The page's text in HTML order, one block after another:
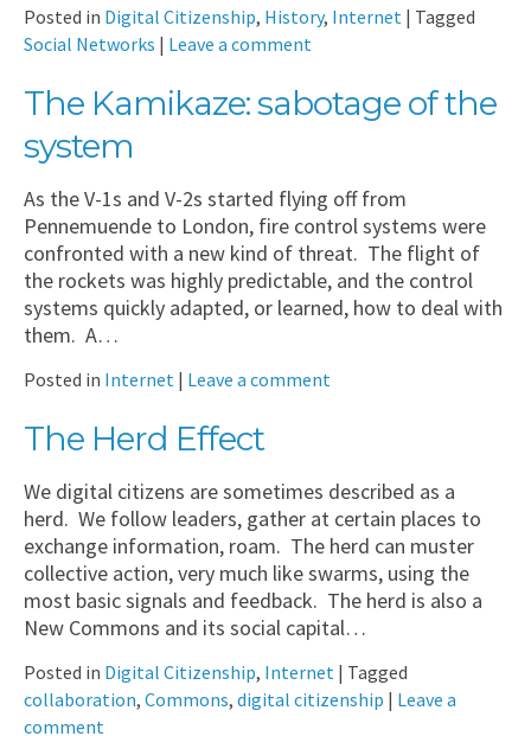
Posted in Digital Citizenship, History, Internet | Tagged
Social Networks | Leave a comment
The Kamikaze: sabotage of the
system
As the V-1s and V-2s started flying off from
Pennemuende to London, fire control systems were
confronted with a new kind of threat. The flight of
the rockets was highly predictable, and the control
systems quickly adapted, or learned, how to deal with
them. A…
Posted in Internet | Leave a comment
The Herd Effect
We digital citizens are sometimes described as a
herd. We follow leaders, gather at certain places to
exchange information, roam. The herd can muster
collective action, very much like swarms, using the
most basic signals and feedback. The herd is also a
New Commons and its social capital…
Posted in Digital Citizenship, Internet | Tagged
collaboration, Commons, digital citizenship | Leave a
comment